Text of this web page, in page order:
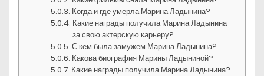
Когда и где умерла Марина Ладынина?
Какие награды получила Марина Ладынина
за свою актерскую карьеру?
С кем была замужем Марина Ладынина?
Какова биография Марины Ладыниной?
Какие награды получила Марина Ладынина?